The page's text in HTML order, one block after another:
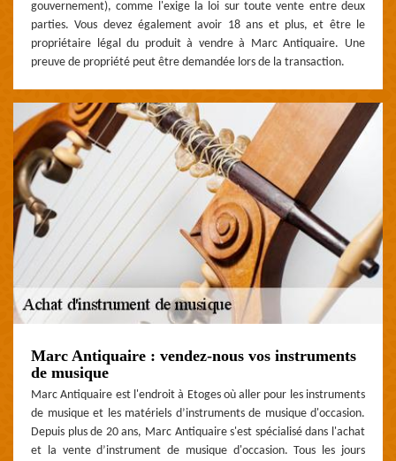
gouvernement), comme l'exige la loi sur toute vente entre deux
parties. Vous devez également avoir 18 ans et plus, et être le
propriétaire légal du produit à vendre à Marc Antiquaire. Une
preuve de propriété peut être demandée lors de la transaction.
Marc Antiquaire : vendez-nous vos instruments
de musique
Marc Antiquaire est l'endroit à Etoges où aller pour les instruments
de musique et les matériels d’instruments de musique d'occasion.
Depuis plus de 20 ans, Marc Antiquaire s'est spécialisé dans l'achat
et la vente d’instrument de musique d'occasion. Tous les jours